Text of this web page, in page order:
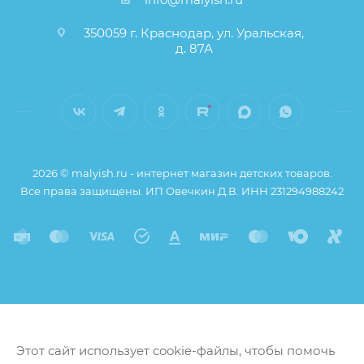
350059 г. Краснодар, ул. Уральская,
д. 87А
2026 © malyish.ru - интернет магазин детских товаров.
Все права защищены. ИП Овечкин Д.В. ИНН 231294988242
Этот сайт использует cookie-файлы, чтобы помочь